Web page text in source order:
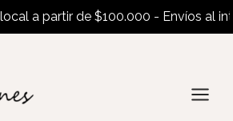
a partir de $100.000 - Envíos al